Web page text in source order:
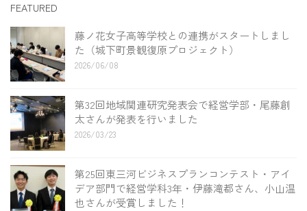
FEATURED
藤ノ花女子高等学校との連携がスタートしまし
た（城下町景観復原プロジェクト）
2026/06/08
第32回地域関連研究発表会で経営学部・尾藤創
太さんが発表を行いました
2026/03/23
第25回東三河ビジネスプランコンテスト・アイ
デア部門で経営学科3年・伊藤滝都さん、小山温
也さんが受賞しました！